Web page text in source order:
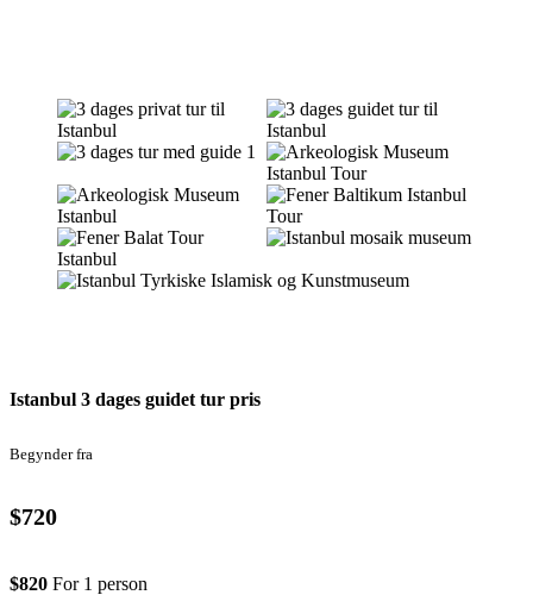
Istanbul 3 dages guidet tur pris
Begynder fra
$720
$820 For 1 person